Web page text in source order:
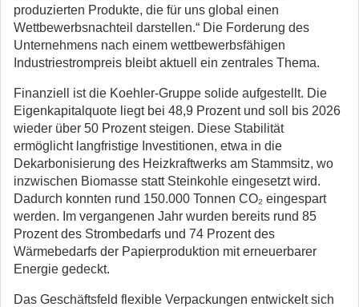
produzierten Produkte, die für uns global einen
Wettbewerbsnachteil darstellen.“ Die Forderung des
Unternehmens nach einem wettbewerbsfähigen
Industriestrompreis bleibt aktuell ein zentrales Thema.
Finanziell ist die Koehler-Gruppe solide aufgestellt. Die
Eigenkapitalquote liegt bei 48,9 Prozent und soll bis 2026
wieder über 50 Prozent steigen. Diese Stabilität
ermöglicht langfristige Investitionen, etwa in die
Dekarbonisierung des Heizkraftwerks am Stammsitz, wo
inzwischen Biomasse statt Steinkohle eingesetzt wird.
Dadurch konnten rund 150.000 Tonnen CO₂ eingespart
werden. Im vergangenen Jahr wurden bereits rund 85
Prozent des Strombedarfs und 74 Prozent des
Wärmebedarfs der Papierproduktion mit erneuerbarer
Energie gedeckt.
Das Geschäftsfeld flexible Verpackungen entwickelt sich